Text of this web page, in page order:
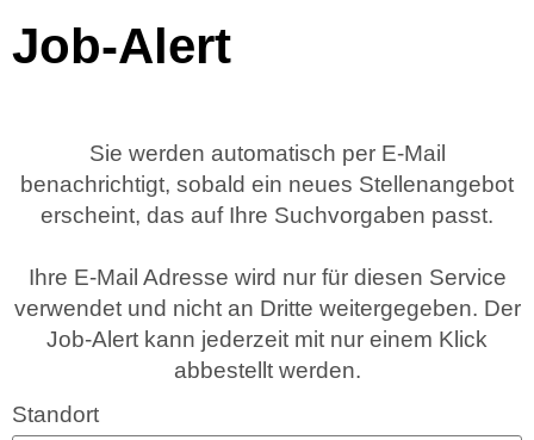
Job-Alert
Sie werden automatisch per E-Mail
benachrichtigt, sobald ein neues Stellenangebot
erscheint, das auf Ihre Suchvorgaben passt.
Ihre E-Mail Adresse wird nur für diesen Service
verwendet und nicht an Dritte weitergegeben. Der
Job-Alert kann jederzeit mit nur einem Klick
abbestellt werden.
Standort